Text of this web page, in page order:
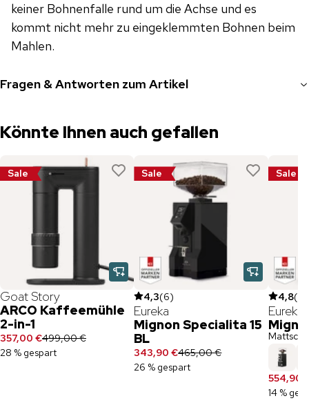
keiner Bohnenfalle rund um die Achse und es
kommt nicht mehr zu eingeklemmten Bohnen beim
Mahlen.
Fragen & Antworten zum Artikel
Könnte Ihnen auch gefallen
Sale
Goat Story
ARCO Kaffeemühle
2-in-1
357,00 €499,00 €
28 % gespart
Sale
4,3(6)
Eureka
Mignon Specialita 15
BL
343,90 €465,00 €
26 % gespart
Sale
4,8(
Eureka
554,90
14 %